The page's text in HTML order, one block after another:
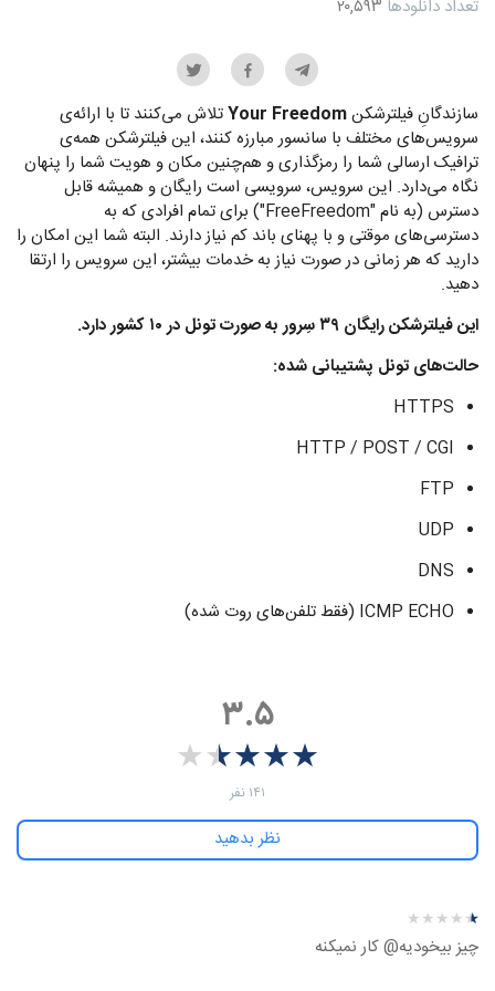
تعداد دانلودها ۲۰,۵۹۳
سازندگانِ فیلترشکنYour Freedomتلاش می‌کنند تا با ارائه‌ی
سرویس‌های مختلف با سانسور مبارزه کنند، این فیلترشکن همه‌ی
ترافیک ارسالی شما را رمزگذاری و هم‌چنین مکان و هویت شما را پنهان
نگاه می‌دارد. این سرویس، سرویسی است رایگان و همیشه قابل
دسترس (به نام "FreeFreedom") برای تمام افرادی که به
دسترسی‌های موقتی و با پهنای باند کم نیاز دارند. البته شما این امکان را
دارید که هر زمانی در صورت نیاز به خدمات بیشتر، این سرویس را ارتقا
دهید.
این فیلترشکن رایگان ۳۹ سِرور به صورت تونل در ۱۰ کشور دارد.
حالت‌های تونل پشتیبانی شده:
HTTPS
HTTP / POST / CGI
FTP
UDP
DNS
ICMP ECHO (فقط تلفن‌های روت شده)
۳.۵
★★★★★
★
★
★
★
★
‫۱۴۱ نفر
نظر بدهید
نظر درباره ‫Your Freedom - اندروید★★★★★
★
★
★
★
★
چیز بیخودیه@ کار نمیکنه